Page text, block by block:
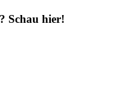
Schau hier!